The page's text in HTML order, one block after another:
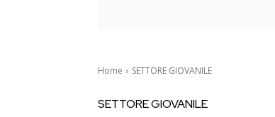
Home SETTORE GIOVANILE
SETTORE GIOVANILE